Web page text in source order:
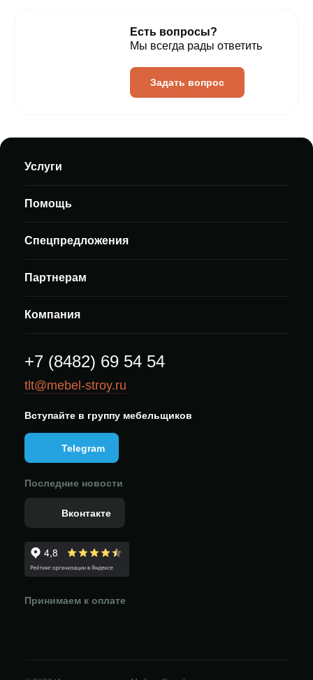
Есть вопросы?
Мы всегда рады ответить
Задать вопрос
Услуги
Помощь
Спецпредложения
Партнерам
Компания
+7 (8482) 69 54 54
tlt@mebel-stroy.ru
Вступайте в группу мебельщиков
Telegram
Последние новости
Вконтакте
Принимаем к оплате